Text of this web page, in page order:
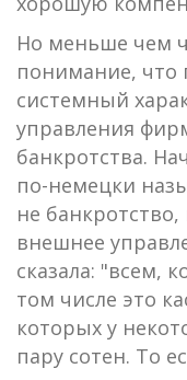
Но меньше чем
понимание,
системный
управления
банкротства.
по-немецки
не
внешнее
сказала: "всем,
том числе это
которых у
пару сотен. То